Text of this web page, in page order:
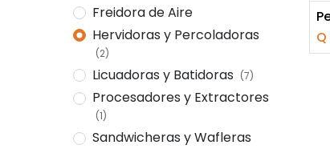
Freidora de Aire
Hervidoras y Percoladoras
(2)
Licuadoras y Batidoras (7)
Procesadores y Extractores
(1)
Sandwicheras y Wafleras
Q